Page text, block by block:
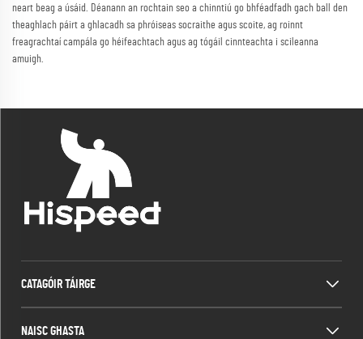
neart beag a úsáid. Déanann an rochtain seo a chinntiú go bhféadfadh gach ball den
theaghlach páirt a ghlacadh sa phróiseas socraithe agus scoite, ag roinnt
freagrachtaí campála go héifeachtach agus ag tógáil cinnteachta i scileanna
amuigh.
CATAGÓIR TÁIRGE
NAISC GHASTA